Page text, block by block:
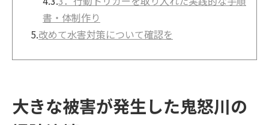
書・体制作り
5.改めて水害対策について確認を
大きな被害が発生した鬼怒川の